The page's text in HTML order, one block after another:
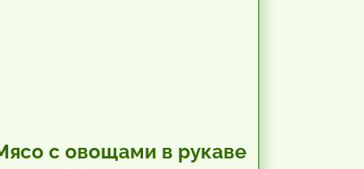
с овощами в рукаве